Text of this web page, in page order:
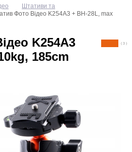
Штативи та
Фото Відео K254A3 + BH-28L, max
K254A3
185cm
( 3 )